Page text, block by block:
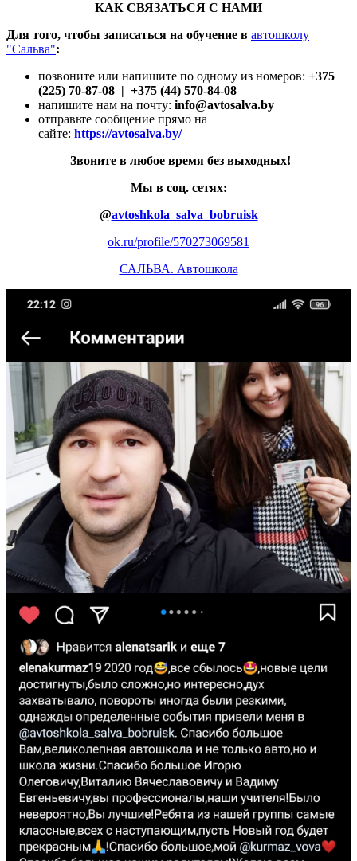
КАК СВЯЗАТЬСЯ С НАМИ
Для того, чтобы записаться на обучение в автошколу
"Сальва":
позвоните или напишите по одному из номеров: +375
(225) 70-87-08 | +375 (44) 570-84-08
напишите нам на почту: info@avtosalva.by
отправьте сообщение прямо на
сайте: https://avtosalva.by/
Звоните в любое время без выходных!
Мы в соц. сетях:
@avtoshkola_salva_bobruisk
ok.ru/profile/570273069581
САЛЬВА. Автошкола